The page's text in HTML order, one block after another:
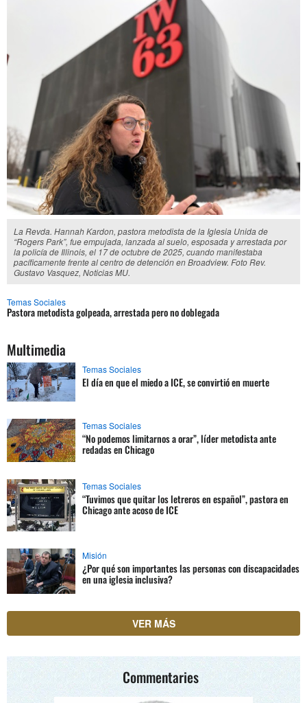
Temas Sociales
La Revda. Hannah Kardon, pastora metodista de la Iglesia Unida de
“Rogers Park”, fue empujada, lanzada al suelo, esposada y arrestada por
la policía de Illinois, el 17 de octubre de 2025, cuando manifestaba
pacíficamente frente al centro de detención en Broadview. Foto Rev.
Gustavo Vasquez, Noticias MU.
Pastora metodista golpeada, arrestada pero no doblegada
Multimedia
Temas Sociales
El día en que el miedo a ICE, se convirtió en muerte
Temas Sociales
“No podemos limitarnos a orar”, líder metodista ante
redadas en Chicago
Temas Sociales
“Tuvimos que quitar los letreros en español”, pastora en
Chicago ante acoso de ICE
Misión
¿Por qué son importantes las personas con discapacidades
en una iglesia inclusiva?
VER MÁS
Commentaries